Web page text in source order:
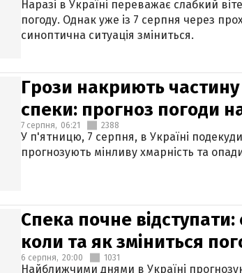
Наразі в Україні переважає слабкий
погоду. Однак уже із 7 серпня через
синоптична ситуація зміниться.
Грози накриють частину
спеки: прогноз погоди
7 серпня, 06:21 2388
У п'ятницю, 7 серпня, в Україні
прогнозують мінливу хмарність та опади
Спека почне
коли та як зміниться
6 серпня, 20:00 1031
Найближчими днями в Україні